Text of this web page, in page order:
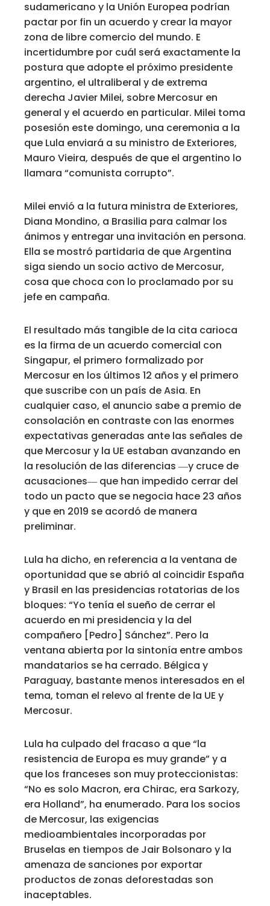
sudamericano y la Unión Europea podrían
pactar por fin un acuerdo y crear la mayor
zona de libre comercio del mundo. E
incertidumbre por cuál será exactamente la
postura que adopte el próximo presidente
argentino, el ultraliberal y de extrema
derecha Javier Milei, sobre Mercosur en
general y el acuerdo en particular. Milei toma
posesión este domingo, una ceremonia a la
que Lula enviará a su ministro de Exteriores,
Mauro Vieira, después de que el argentino lo
llamara “comunista corrupto”.
Milei envió a la futura ministra de Exteriores,
Diana Mondino, a Brasilia para calmar los
ánimos y entregar una invitación en persona.
Ella se mostró partidaria de que Argentina
siga siendo un socio activo de Mercosur,
cosa que choca con lo proclamado por su
jefe en campaña.
El resultado más tangible de la cita carioca
es la firma de un acuerdo comercial con
Singapur, el primero formalizado por
Mercosur en los últimos 12 años y el primero
que suscribe con un país de Asia. En
cualquier caso, el anuncio sabe a premio de
consolación en contraste con las enormes
expectativas generadas ante las señales de
que Mercosur y la UE estaban avanzando en
la resolución de las diferencias ―y cruce de
acusaciones― que han impedido cerrar del
todo un pacto que se negocia hace 23 años
y que en 2019 se acordó de manera
preliminar.
Lula ha dicho, en referencia a la ventana de
oportunidad que se abrió al coincidir España
y Brasil en las presidencias rotatorias de los
bloques: “Yo tenía el sueño de cerrar el
acuerdo en mi presidencia y la del
compañero [Pedro] Sánchez”. Pero la
ventana abierta por la sintonía entre ambos
mandatarios se ha cerrado. Bélgica y
Paraguay, bastante menos interesados en el
tema, toman el relevo al frente de la UE y
Mercosur.
Lula ha culpado del fracaso a que “la
resistencia de Europa es muy grande” y a
que los franceses son muy proteccionistas:
“No es solo Macron, era Chirac, era Sarkozy,
era Holland”, ha enumerado. Para los socios
de Mercosur, las exigencias
medioambientales incorporadas por
Bruselas en tiempos de Jair Bolsonaro y la
amenaza de sanciones por exportar
productos de zonas deforestadas son
inaceptables.